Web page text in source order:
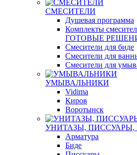
СМЕСИТЕЛИ
Душевая программа
Комплекты
ГОТОВЫЕ
Смесители для биде
Смесители для
Смесители для
УМЫВАЛЬНИКИ
Vidima
Киров
Воротынск
УНИТАЗЫ, ПИССУАРЫ,
Арматура
Биде